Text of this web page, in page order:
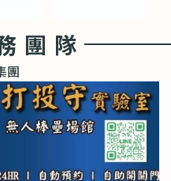
團隊
團